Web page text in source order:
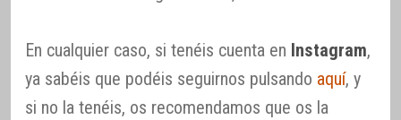
En cualquier caso, si tenéis cuenta en Instagram,
ya sabéis que podéis seguirnos pulsando aquí, y
si no la tenéis, os recomendamos que os la